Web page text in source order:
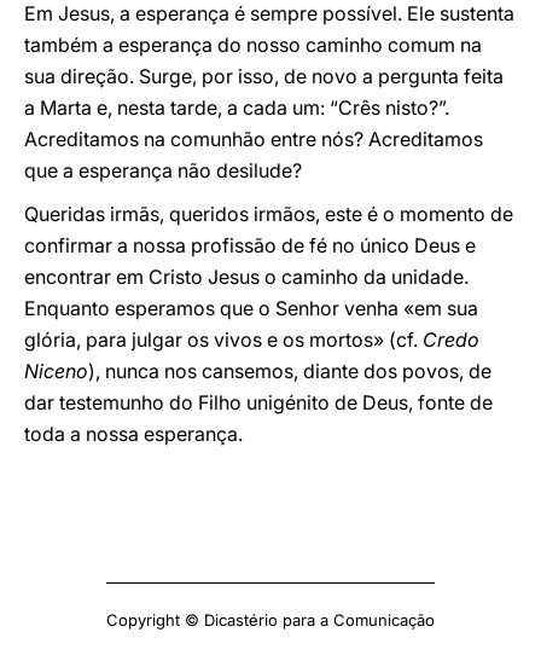
Em Jesus, a esperança é sempre possível. Ele sustenta
também a esperança do nosso caminho comum na
sua direção. Surge, por isso, de novo a pergunta feita
a Marta e, nesta tarde, a cada um: “Crês nisto?”.
Acreditamos na comunhão entre nós? Acreditamos
que a esperança não desilude?
Queridas irmãs, queridos irmãos, este é o momento de
confirmar a nossa profissão de fé no único Deus e
encontrar em Cristo Jesus o caminho da unidade.
Enquanto esperamos que o Senhor venha «em sua
glória, para julgar os vivos e os mortos» (cf. Credo
Niceno), nunca nos cansemos, diante dos povos, de
dar testemunho do Filho unigénito de Deus, fonte de
toda a nossa esperança.
Copyright © Dicastério para a Comunicação